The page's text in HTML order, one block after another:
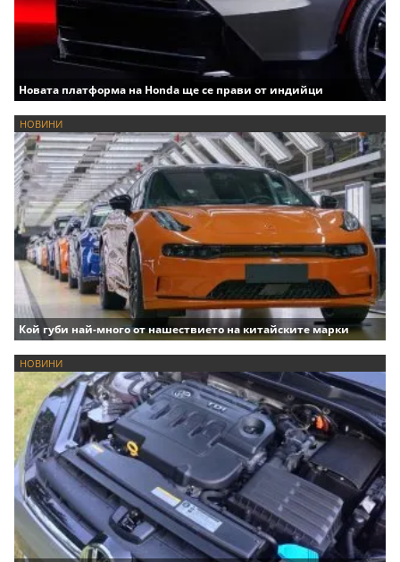
Новата платформа на Honda ще се прави от индийци
НОВИНИ
Кой губи най-много от нашествието на китайските марки
НОВИНИ